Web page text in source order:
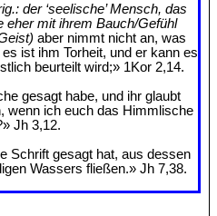
der ‘seelische’ Mensch, das
eher mit ihrem Bauch/Gefühl
aber nimmt nicht an, was
ist ihm Torheit, und er kann es
beurteilt wird;» 1Kor 2,14.
gesagt habe, und ihr glaubt
wenn ich euch das Himmlische
Jh 3,12.
Schrift gesagt hat, aus dessen
Wassers fließen.» Jh 7,38.